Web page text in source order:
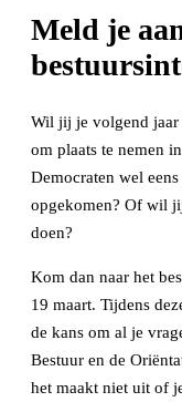
Meld je
Wil jij je volgend jaar
om plaats te nemen
Democraten wel
opgekomen? Of wil
doen?
Kom dan naar het
19 maart. Tijdens
de kans om al je
Bestuur en de
het maakt niet uit of